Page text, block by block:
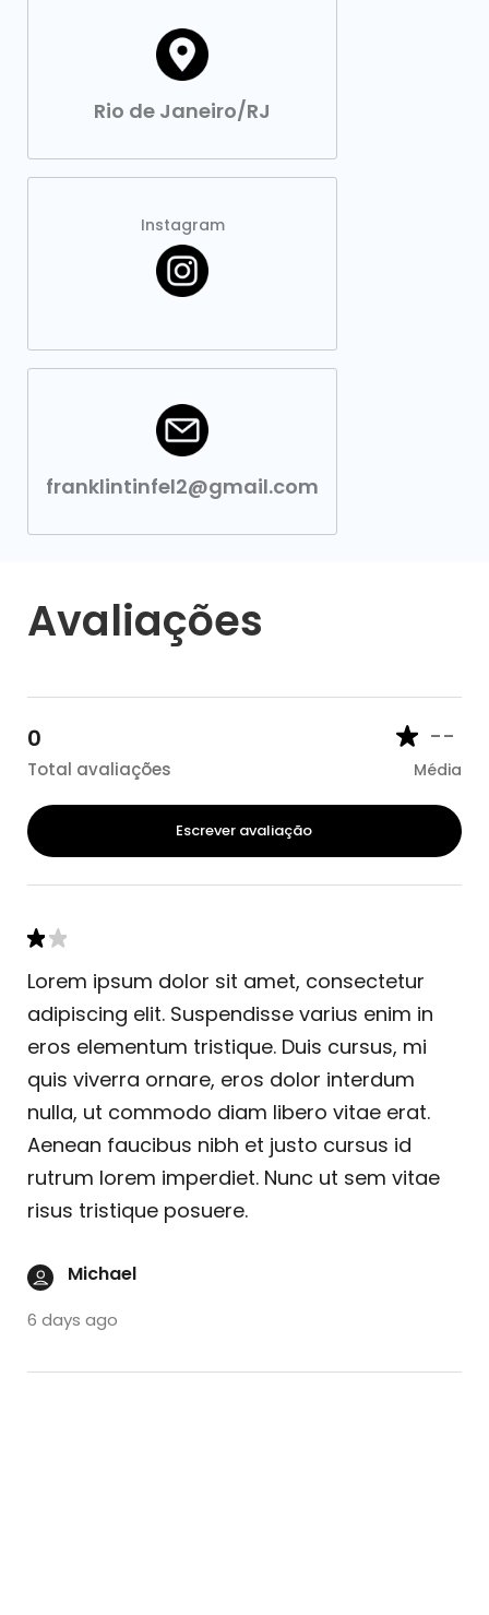
Rio de Janeiro/RJ
Instagram
franklintinfel2@gmail.com
Avaliações
0
Total avaliações
--
Média
Escrever avaliação
Lorem ipsum dolor sit amet, consectetur
adipiscing elit. Suspendisse varius enim in
eros elementum tristique. Duis cursus, mi
quis viverra ornare, eros dolor interdum
nulla, ut commodo diam libero vitae erat.
Aenean faucibus nibh et justo cursus id
rutrum lorem imperdiet. Nunc ut sem vitae
risus tristique posuere.
Michael
6 days ago